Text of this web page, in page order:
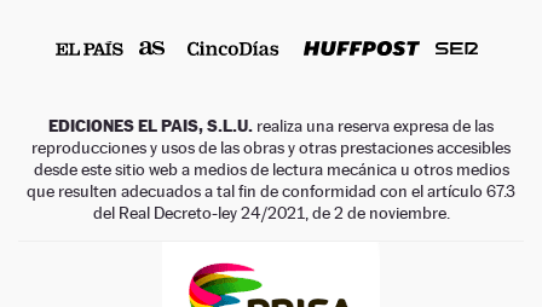
EDICIONES EL PAIS, S.L.U. realiza una reserva expresa de las
reproducciones y usos de las obras y otras prestaciones accesibles
desde este sitio web a medios de lectura mecánica u otros medios
que resulten adecuados a tal fin de conformidad con el artículo 67.3
del Real Decreto-ley 24/2021, de 2 de noviembre.